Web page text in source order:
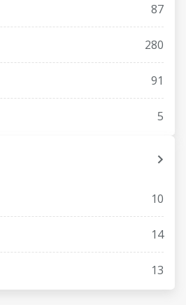
87
280
91
5
10
14
13